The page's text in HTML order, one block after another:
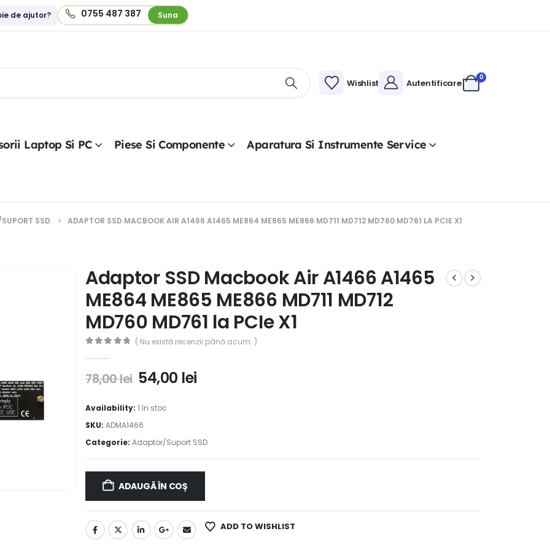
de ajutor? 0755 487 387 Suna
Wishlist Autentificare
0
Laptop Si PC Piese Si Componente Aparatura Si Instrumente Service
SSD ADAPTOR SSD MACBOOK AIR A1466 A1465 ME864 ME865 ME866 MD711 MD712 MD760 MD761 LA PCIE X1
Adaptor SSD Macbook Air A1466 A1465
ME864 ME865 ME866 MD711 MD712
MD760 MD761 la PCIe X1
( Nu există recenzii până acum. )
78,00lei 54,00 lei
Availability: 1 în stoc
SKU: ADMA1466
Categorie: Adaptor/Suport SSD
ADAUGĂ ÎN COȘ
ADD TO WISHLIST